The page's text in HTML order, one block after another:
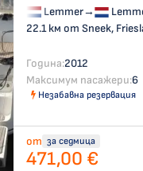
Lemmer→
22.1 км от Sneek,
Година:2012
Максимум пасажери:6
Незабавна резервация
от за седмица
471,00 €